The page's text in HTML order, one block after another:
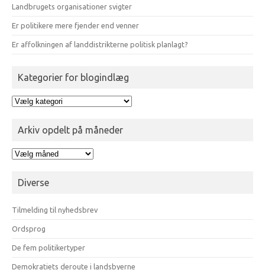
Landbrugets organisationer svigter
Er politikere mere fjender end venner
Er affolkningen af landdistrikterne politisk planlagt?
Kategorier for blogindlæg
Kategorier
Arkiv opdelt på måneder
Arkiv
måneder
Diverse
Tilmelding til nyhedsbrev
Ordsprog
De fem politikertyper
Demokratiets deroute i landsbyerne